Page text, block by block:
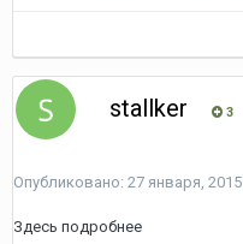
stallker 3
Опубликовано: 27 января, 2015
Здесь подробнее